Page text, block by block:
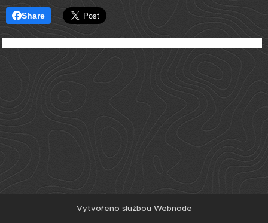
Share
Vytvořeno službou Webnode